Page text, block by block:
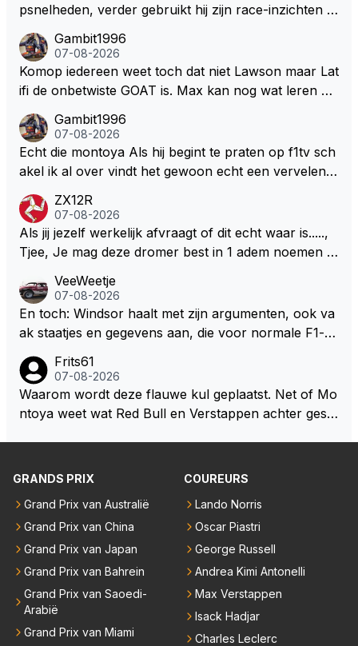
psnelheden, verder gebruikt hij zijn race-inzichten q
een bocht zegt helemaal niets, dus wat dat betreft h
eeft hij sowieso gelijk 😂.
Gambit1996
07-08-2026
Komop iedereen weet toch dat niet Lawson maar Lat
ifi de onbetwiste GOAT is. Max kan nog wat leren va
milton, hahahaha. Latifi pakt ze allemaal met de oge
n dicht met als onbetwiste nummer 2 of GOATINES
S Lawson natuurlijk 😂😂😂😂😂
Gambit1996
07-08-2026
Echt die montoya Als hij begint te praten op f1tv sch
akel ik al over vindt het gewoon echt een vervelend
weet 🤮🤮
ZX12R
07-08-2026
Als jij jezelf werkelijk afvraagt of dit echt waar is.....,
Tjee, Je mag deze dromer best in 1 adem noemen m
aar voordragen uit eigen geest. Kan mij voorstellen d
at je het leuk vindt sprookjes te luisteren maar heb jij
jezelf dan ook wel eens afgevraagd of de dappere b
ze wolff gesneden heeft?
VeeWeetje
07-08-2026
En toch: Windsor haalt met zijn argumenten, ook va
ak staatjes en gegevens aan, die voor normale F1-fa
okies made of your own dough" 🤣
Frits61
07-08-2026
Waarom wordt deze flauwe kul geplaatst. Net of Mo
ntoya weet wat Red Bull en Verstappen achter geslo
GRANDS PRIX
Grand Prix van Australië
Grand Prix van China
Grand Prix van Japan
Grand Prix van Bahrein
Grand Prix van Saoedi-
Arabië
Grand Prix van Miami
COUREURS
Lando Norris
Oscar Piastri
George Russell
Andrea Kimi Antonelli
Max Verstappen
Isack Hadjar
Charles Leclerc